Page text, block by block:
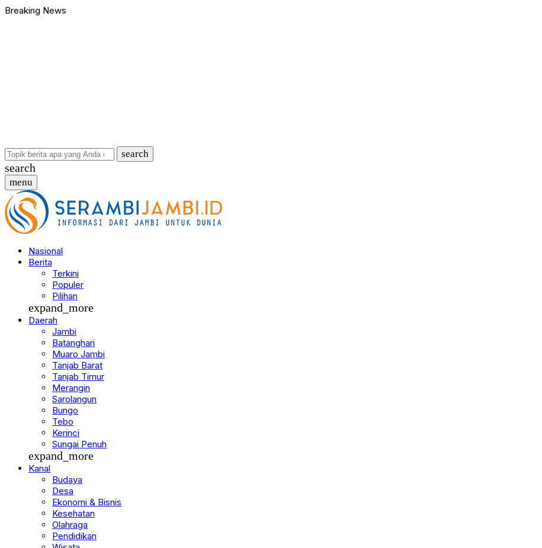
Breaking News
search
search
menu
Nasional
Berita
Terkini
Populer
Pilihan
expand_more
Daerah
Jambi
Batanghari
Muaro Jambi
Tanjab Barat
Tanjab Timur
Merangin
Sarolangun
Bungo
Tebo
Kerinci
Sungai Penuh
expand_more
Kanal
Budaya
Desa
Ekonomi & Bisnis
Kesehatan
Olahraga
Pendidikan